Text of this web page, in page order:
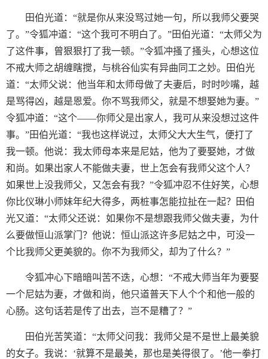
田伯光道：“就是你从来没骂过她一句，所以我师父要哭
了。”令狐冲道：“这个我可不明白了。”田伯光道：“太师父为
了这件事，曾狠狠打了我一顿。”令狐冲搔了搔头，心想这位
不戒大师之胡缠瞎搅，与桃谷仙实有异曲同工之妙。田伯光
道：“太师父说：他当年和太师母做了夫妻后，时时吵嘴，越
是骂得凶，越是恩爱。你不骂我师父，就是不想娶她为妻。”
令狐冲道：“这个——你师父是出家人，我可从来没想过这件
事。”田伯光道：“我也这样说过，太师父大大生气，便打了
我一顿。他说：我太师母本来是尼姑，他为了要娶她，才做
和尚。如果出家人不能做夫妻，世上怎会有我师父这个人？
如果世上没我师父，又怎会有我？”令狐冲忍不住好笑，心想
你比仪琳小师妹年纪大得多，两桩事怎能拉扯在一起？田伯
光又道：“太师父还说：如果你不是想跟我师父做夫妻，为什
么要做恒山派掌门？他说：恒山派这许多尼姑之中，可没一
个比我师父更美貌的。你不为我师父，却为了什么？”
令狐冲心下暗暗叫苦不迭，心想：“不戒大师当年为要娶
一个尼姑为妻，才做和尚，他只道普天下人个个和他一般的
心肠。这句话若是传了出去，岂不是糟了？”
田伯光苦笑道：“太师父问我：我师父是不是世上最美貌
的女子。我说：‘就算不是最美，那也是美得很了。’他一拳打